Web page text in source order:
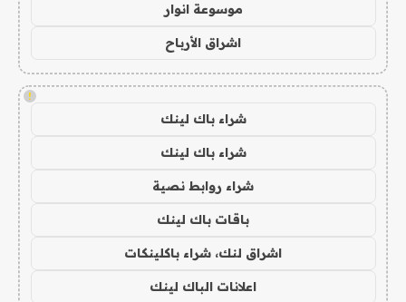
موسوعة انوار
اشراق الأرباح
!
شراء باك لينك
شراء باك لينك
شراء روابط نصية
باقات باك لينك
اشراق لنك، شراء باكلينكات
اعلانات الباك لينك